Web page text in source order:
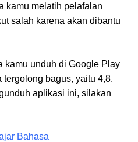
kamu melatih pelafalan
salah karena akan dibantu
kamu unduh di Google Play
bagus, yaitu 4,8.
aplikasi ini, silakan
Bahasa